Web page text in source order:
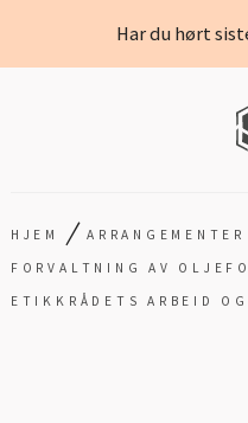
Har du hørt
HJEM /ARRANGEMENTER
FORVALTNING AV
ETIKKRÅDETS ARBEID